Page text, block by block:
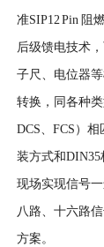
准SIP12 Pin 阻
后级馈电技术
子尺、电位器
转换，同各种
DCS、FCS）
装方式和
现场实现信号
八路、十六路
方案。